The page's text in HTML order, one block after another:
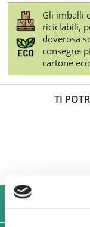
Gli imballi
riciclabili,
doverosa
consegne
cartone
TI
USIAMO